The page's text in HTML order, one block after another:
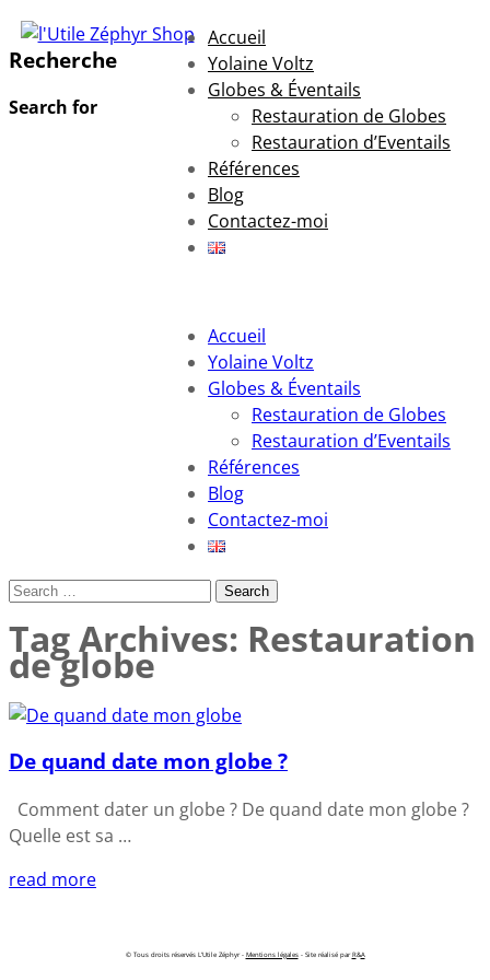
Accueil
Yolaine Voltz
Globes & Éventails
Restauration de Globes
Restauration d’Eventails
Références
Blog
Contactez-moi
Accueil
Yolaine Voltz
Globes & Éventails
Restauration de Globes
Restauration d’Eventails
Références
Blog
Contactez-moi
Recherche
Search for
Search
Tag Archives: Restauration
de globe
De quand date mon globe ?
Comment dater un globe ? De quand date mon globe ?
Quelle est sa …
read more
© Tous droits réservés L’Utile Zéphyr - Mentions légales- Site réalisé par R&A